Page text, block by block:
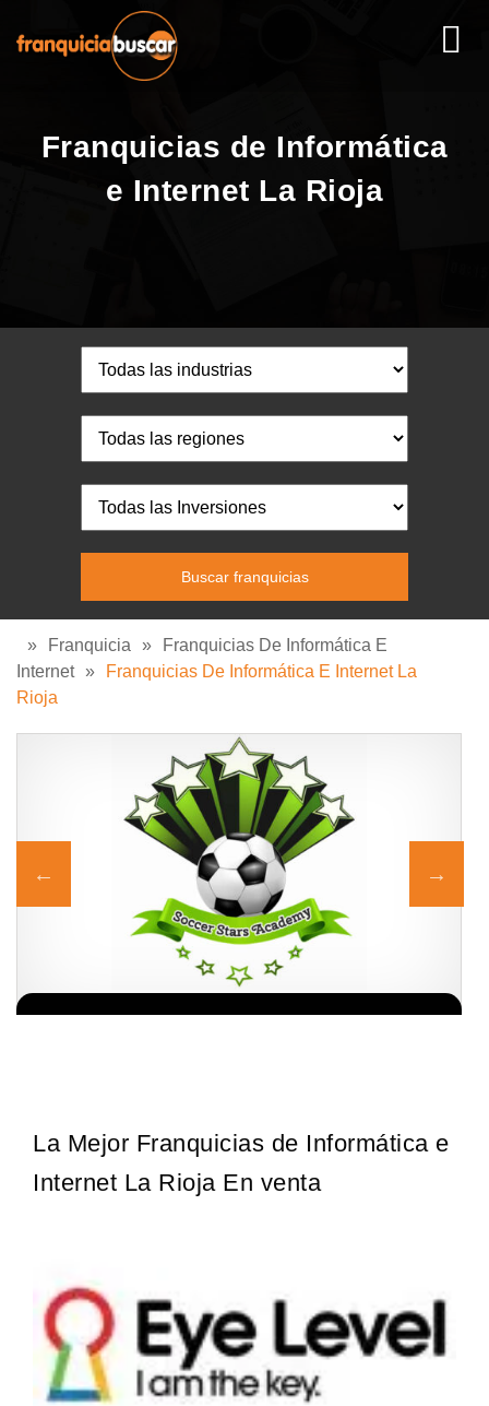
Franquicias de Informática
e Internet La Rioja
» Franquicia »
Franquicias De Informática E
Internet »
Franquicias De Informática E Internet La
Rioja
La Mejor Franquicias de Informática e
Internet La Rioja En venta